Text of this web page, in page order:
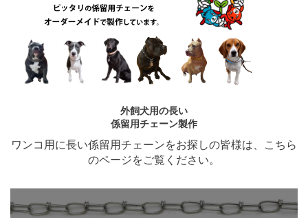
外飼犬用の長い
係留用チェーン製作
ワンコ用に長い係留用チェーンをお探しの皆様は、こちら
のページをご覧ください。